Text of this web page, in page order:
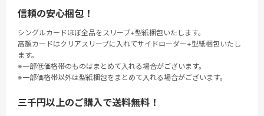
信頼の安心梱包！
シングルカードほぼ全品をスリーブ+型紙梱包いたします。
高額カードはクリアスリーブに入れてサイドローダー+型紙梱包いたし
ます。
※一部低価格帯のものはまとめて入れる場合がございます。
※一部価格帯以外は型紙梱包をまとめて入れる場合がございます。
三千円以上のご購入で送料無料！